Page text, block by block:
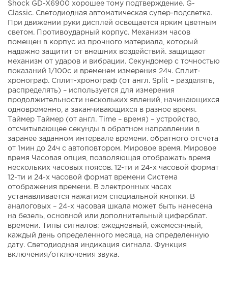
Shock GD-X6900 хорошее тому подтверждение. G-
Classic. Светодиодная автоматическая супер-подсветка.
При движении руки дисплей освещается ярким цветным
светом. Противоударный корпус. Механизм часов
помещен в корпус из прочного материала, который
надежно защитит от внешних воздействий. защищает
механизм от ударов и вибрации. Секундомер с точностью
показаний 1/100с и временем измерения 24ч. Сплит-
хронограф. Сплит-хронограф (от англ. Split – разделять,
распределять) – используется для измерения
продолжительности нескольких явлений, начинающихся
одновременно, а заканчивающихся в разное время.
Таймер Таймер (от англ. Time – время) – устройство,
отсчитывающее секунды в обратном направлении в
заранее заданном интервале времени. обратного отсчета
от 1мин до 24ч с автоповтором. Мировое время. Мировое
время Часовая опция, позволяющая отображать время
нескольких часовых поясов. 12-ти и 24-х часовой формат
12-ти и 24-х часовой формат времени Система
отображения времени. В электронных часах
устанавливается нажатием специальной кнопки. В
аналоговых – 24-х часовая шкала может быть нанесена
на безель, основной или дополнительный циферблат.
времени. Типы сигналов: ежедневный, ежемесячный,
каждый день определенного месяца, на определенную
дату. Светодиодная индикация сигнала. Функция
включения/отключения звука.